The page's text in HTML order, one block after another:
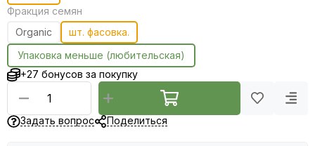
Фракция семян
Organic
шт. фасовка.
Упаковка меньше (любительская)
+27 бонусов за покупку
Задать вопрос Поделиться